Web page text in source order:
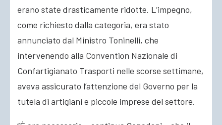
erano state drasticamente ridotte. L’impegno,
come richiesto dalla categoria, era stato
annunciato dal Ministro Toninelli, che
intervenendo alla Convention Nazionale di
Confartigianato Trasporti nelle scorse settimane,
aveva assicurato l’attenzione del Governo per la
tutela di artigiani e piccole imprese del settore.